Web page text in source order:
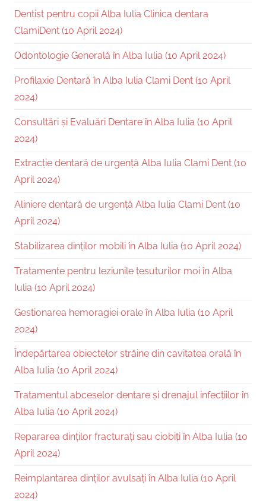
Dentist pentru copii Alba Iulia Clinica dentara
ClamiDent (10 April 2024)
Odontologie Generală în Alba Iulia (10 April 2024)
Profilaxie Dentară în Alba Iulia Clami Dent (10 April
2024)
Consultări și Evaluări Dentare în Alba Iulia (10 April
2024)
Extracție dentară de urgență Alba Iulia Clami Dent (10
April 2024)
Aliniere dentară de urgență Alba Iulia Clami Dent (10
April 2024)
Stabilizarea dinților mobili în Alba Iulia (10 April 2024)
Tratamente pentru leziunile țesuturilor moi în Alba
Iulia (10 April 2024)
Gestionarea hemoragiei orale în Alba Iulia (10 April
2024)
Îndepărtarea obiectelor străine din cavitatea orală în
Alba Iulia (10 April 2024)
Tratamentul abceselor dentare și drenajul infecțiilor în
Alba Iulia (10 April 2024)
Repararea dinților fracturați sau ciobiți în Alba Iulia (10
April 2024)
Reimplantarea dinților avulsați în Alba Iulia (10 April
2024)